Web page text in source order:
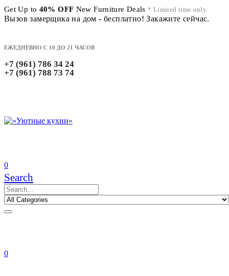
Get Up to 40% OFF New Furniture Deals * Limited time only.
Вызов замерщика на дом - бесплатно! Закажите сейчас.
ЕЖЕДНЕВНО С 10 ДО 21 ЧАСОВ
+7 (961) 786 34 24
+7 (961) 788 73 74
0
Search
0